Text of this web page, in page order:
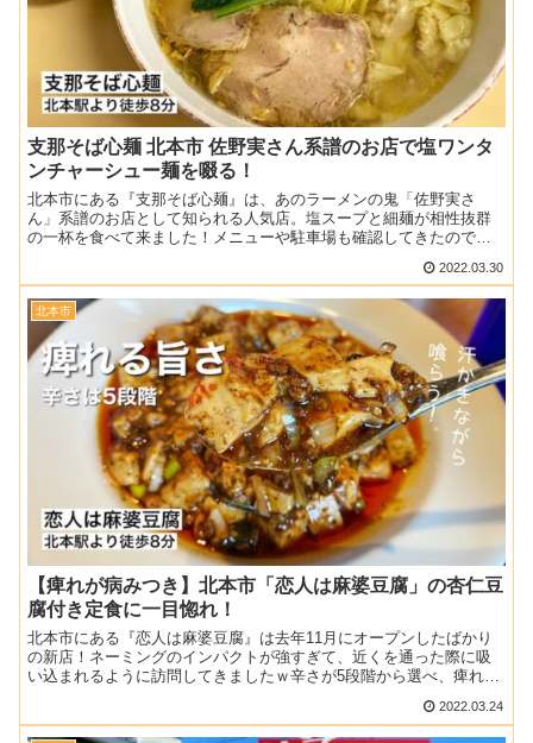
支那そば心麺 北本市 佐野実さん系譜のお店で塩ワンタ
ンチャーシュー麺を啜る！
北本市にある『支那そば心麺』は、あのラーメンの鬼「佐野実さ
ん」系譜のお店として知られる人気店。塩スープと細麺が相性抜群
の一杯を食べて来ました！メニューや駐車場も確認してきたので、
2022.03.30
北本市
【痺れが病みつき】北本市「恋人は麻婆豆腐」の杏仁豆
腐付き定食に一目惚れ！
北本市にある『恋人は麻婆豆腐』は去年11月にオープンしたばかり
の新店！ネーミングのインパクトが強すぎて、近くを通った際に吸
い込まれるように訪問してきましたｗ辛さが5段階から選べ、痺れ好
2022.03.24